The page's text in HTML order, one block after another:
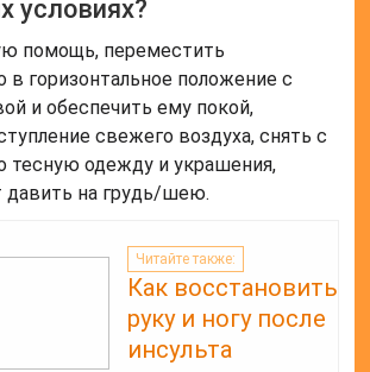
условиях?
помощь, переместить
в горизонтальное положение с
и обеспечить ему покой,
свежего воздуха, снять с
тесную одежду и украшения,
давить на грудь/шею.
Читайте также:
Как восстановить
руку и ногу после
инсульта